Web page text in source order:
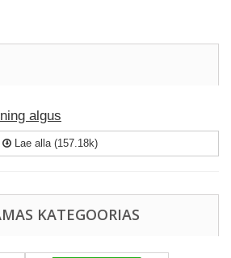
algus
Lae alla (157.18k)
KATEGOORIAS